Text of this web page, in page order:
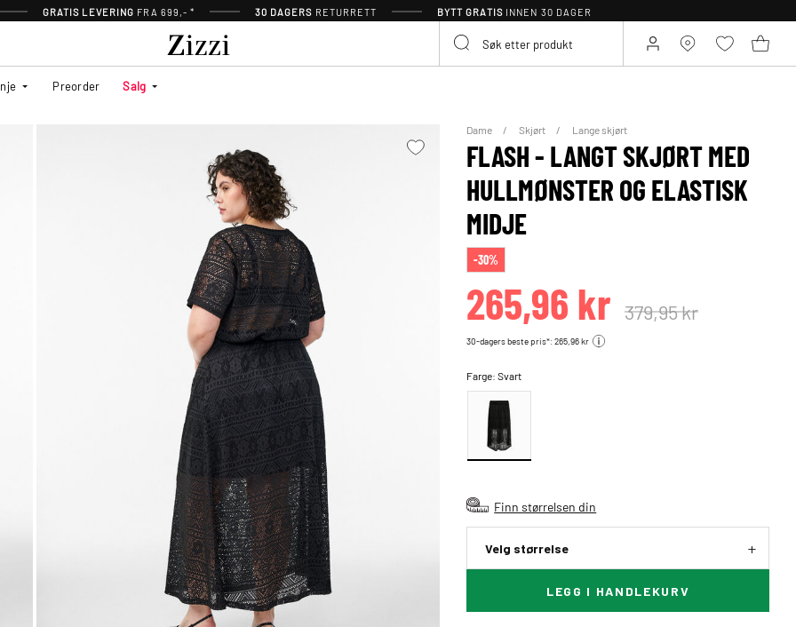
GRATIS LEVERING FRA 699,- * 30 DAGERS RETURRETT BYTT GRATISINNEN 30 DAGER
Preorder Salg
Dame Skjørt Lange skjørt
FLASH - LANGT SKJØRT MED
HULLMØNSTER OG ELASTISK
MIDJE
-30%
265,96 kr 379,95 kr
30-dagers beste pris*: 265,96 kr
Farge:Svart
Finn størrelsen din
Velg størrelse
LEGG I HANDLEKURV